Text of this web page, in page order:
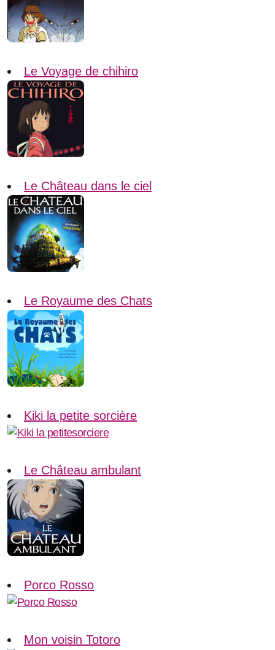
Le Voyage de chihiro
Le Château dans le ciel
Le Royaume des Chats
Kiki la petite sorcière
Le Château ambulant
Porco Rosso
Mon voisin Totoro